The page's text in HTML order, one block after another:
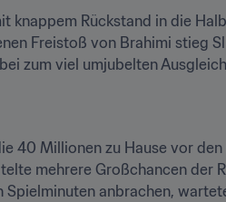
knappem Rückstand in die
Freistoß von Brahimi stieg
zum viel umjubelten
40 Millionen zu Hause vor
mehrere Großchancen der
anbrachen,